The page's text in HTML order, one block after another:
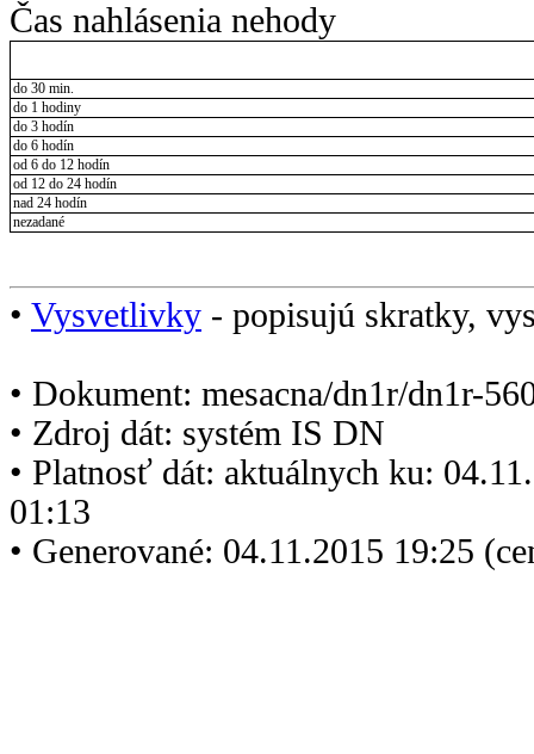
Čas nahlásenia nehody
do 30 min.
do 1 hodiny
do 3 hodín
do 6 hodín
od 6 do 12 hodín
od 12 do 24 hodín
nad 24 hodín
nezadané
• Vysvetlivky - popisujú skratky,
• Dokument: mesacna/dn1r/dn1r-
• Zdroj dát: systém IS DN
• Platnosť dát: aktuálnych ku:
01:13
• Generované: 04.11.2015 19:25